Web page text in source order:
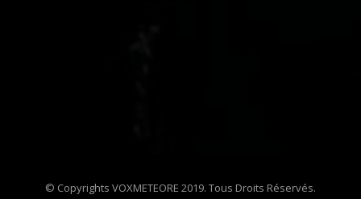
© Copyrights VOXMETEORE 2019. Tous Droits Réservés.